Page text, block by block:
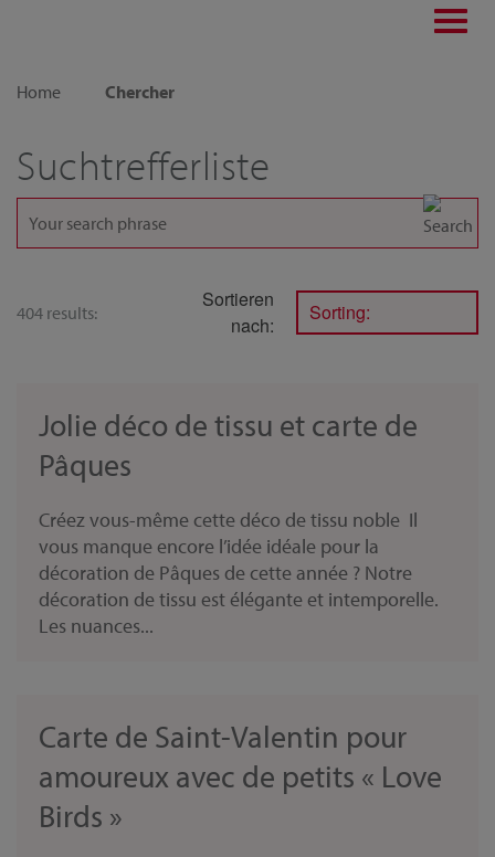
Home
Chercher
Suchtrefferliste
404 results:
Sortieren
nach:
Sorting:
Jolie déco de tissu et carte de
Pâques
Créez vous-même cette déco de tissu noble Il
vous manque encore l’idée idéale pour la
décoration de Pâques de cette année ? Notre
décoration de tissu est élégante et intemporelle.
Les nuances...
Carte de Saint-Valentin pour
amoureux avec de petits « Love
Birds »